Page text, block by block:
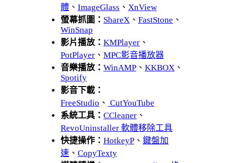
體 、 ImageGlass 、 XnView
螢幕抓圖： ShareX 、 FastStone 、
WinSnap
影片播放： KMPlayer 、
PotPlayer 、 MPC影音播放器
音樂播放： WinAMP 、 KKBOX 、
Spotify
影音下載：
FreeStudio 、 CutYouTube
系統工具： CCleaner 、
RevoUninstaller 軟體移除工具
快捷操作： HotkeyP 、 鍵盤加
速 、 CopyTexty